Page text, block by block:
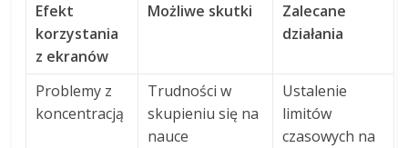
Efekt
korzystania
z ekranów
Możliwe skutki
Zalecane
działania
Problemy z
koncentracją
Trudności w
skupieniu się na
nauce
Ustalenie
limitów
czasowych na